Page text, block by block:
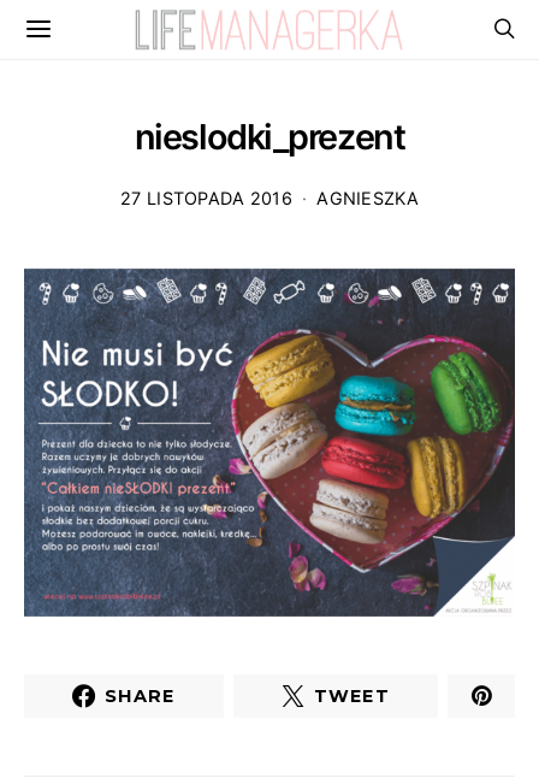
nieslodki_prezent
27 LISTOPADA 2016 AGNIESZKA
SHARE TWEET